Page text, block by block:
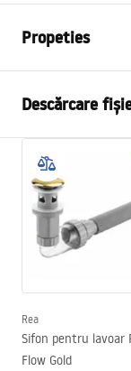
Propeties
Material
Culoare
Finisaj
Lungime
Latime
Inalime
Formă
Preaplin
Descărcare
Condiții de
Rea
Sifon pentru lavoar
Flow Gold